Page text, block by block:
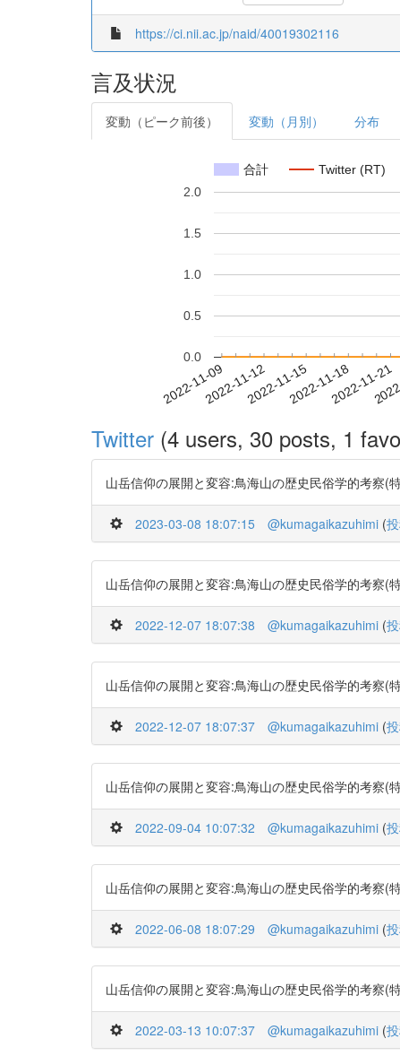
https://ci.nii.ac.jp/naid/40019302116
言及状況
変動（ピーク前後） 変動（月別） 分布
合計 Twitter (RT)
2022-11-092022-11-122022-11-152022-11-182022-11-21
0.0
0.5
1.0
1.5
2.0
Twitter (4 users, 30 posts, 1
山岳信仰の展開と変容:鳥海山の歴史民俗学的考察
2023-03-08 18:07:15 @kumagaikazuhimi (
山岳信仰の展開と変容:鳥海山の歴史民俗学的考察
2022-12-07 18:07:38 @kumagaikazuhimi (
山岳信仰の展開と変容:鳥海山の歴史民俗学的考察
2022-12-07 18:07:37 @kumagaikazuhimi (
山岳信仰の展開と変容:鳥海山の歴史民俗学的考察
2022-09-04 10:07:32 @kumagaikazuhimi (
山岳信仰の展開と変容:鳥海山の歴史民俗学的考察
2022-06-08 18:07:29 @kumagaikazuhimi (
山岳信仰の展開と変容:鳥海山の歴史民俗学的考察
2022-03-13 10:07:37 @kumagaikazuhimi (